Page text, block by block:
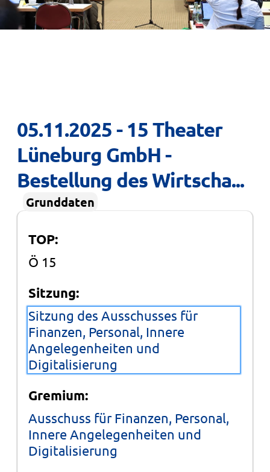
05.11.2025 - 15 Theater
Lüneburg GmbH -
Bestellung des Wirtscha...
Grunddaten
TOP:
Ö 15
Sitzung:
Sitzung des Ausschusses für
Finanzen, Personal, Innere
Angelegenheiten und
Digitalisierung
Gremium:
Ausschuss für Finanzen, Personal,
Innere Angelegenheiten und
Digitalisierung